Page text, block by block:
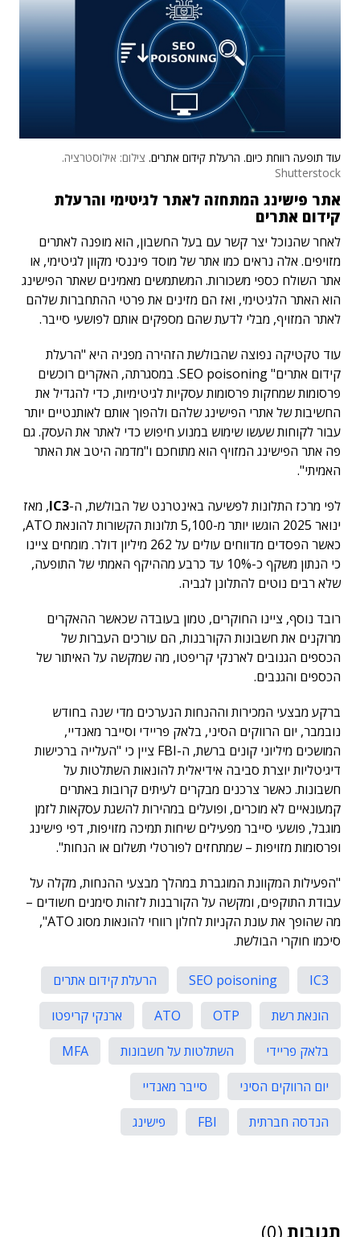
עוד תופעה רווחת כיום. הרעלת קידום אתרים. צילום: אילוסטרציה.
Shutterstock
אתר פישינג המתחזה לאתר לגיטימי והרעלת
קידום אתרים
לאחר שהנוכל יצר קשר עם בעל החשבון, הוא מופנה לאתרים
מזויפים. אלה נראים כמו אתר של מוסד פיננסי מקוון לגיטימי, או
אתר השולח כספי משכורות. המשתמשים מאמינים שאתר הפישינג
הוא האתר הלגיטימי, ואז הם מזינים את פרטי ההתחברות שלהם
לאתר המזויף, מבלי לדעת שהם מספקים אותם לפושעי סייבר.
עוד טקטיקה נפוצה שהבולשת הזהירה מפניה היא "הרעלת
קידום אתרים" SEO poisoning. במסגרתה, האקרים רוכשים
פרסומות שמחקות פרסומות עסקיות לגיטימיות, כדי להגדיל את
החשיבות של אתרי הפישינג שלהם ולהפוך אותם לאותנטיים יותר
עבור לקוחות שעשו שימוש במנוע חיפוש כדי לאתר את העסק. גם
פה אתר הפישינג המזויף הוא מתוחכם ו"מדמה היטב את האתר
האמיתי".
לפי מרכז התלונות לפשיעה באינטרנט של הבולשת, ה-IC3, מאז
ינואר 2025 הוגשו יותר מ-5,100 תלונות הקשורות להונאת ATO,
כאשר הפסדים מדווחים עולים על 262 מיליון דולר. מומחים ציינו
כי הנתון משקף כ-10% עד כרבע מההיקף האמתי של התופעה,
שלא רבים נוטים להתלונן לגביה.
רובד נוסף, ציינו החוקרים, טמון בעובדה שכאשר ההאקרים
מרוקנים את חשבונות הקורבנות, הם עורכים העברות של
הכספים הגנובים לארנקי קריפטו, מה שמקשה על האיתור של
הכספים והגנבים.
ברקע מבצעי המכירות וההנחות הנערכים מדי שנה בחודש
נובמבר, יום הרווקים הסיני, בלאק פריידי וסייבר מאנדיי,
המושכים מיליוני קונים ברשת, ה-FBI ציין כי "העלייה ברכישות
דיגיטליות יוצרת סביבה אידיאלית להונאות השתלטות על
חשבונות. כאשר צרכנים מבקרים לעיתים קרובות באתרים
קמעונאיים לא מוכרים, ופועלים במהירות להשגת עסקאות לזמן
מוגבל, פושעי סייבר מפעילים שיחות תמיכה מזויפות, דפי פישינג
ופרסומות מזויפות – שמתחזים לפורטלי תשלום או הנחות".
"הפעילות המקוונת המוגברת במהלך מבצעי ההנחות, מקלה על
עבודת התוקפים, ומקשה על הקורבנות לזהות סימנים חשודים –
מה שהופך את עונת הקניות לחלון רווחי להונאות מסוג ATO",
סיכמו חוקרי הבולשת.
IC3
SEO poisoning
הרעלת קידום אתרים
הונאת רשת
OTP
ATO
ארנקי קריפטו
בלאק פריידי
השתלטות על חשבונות
MFA
יום הרווקים הסיני
סייבר מאנדיי
הנדסה חברתית
FBI פישינג
תגובות (0)